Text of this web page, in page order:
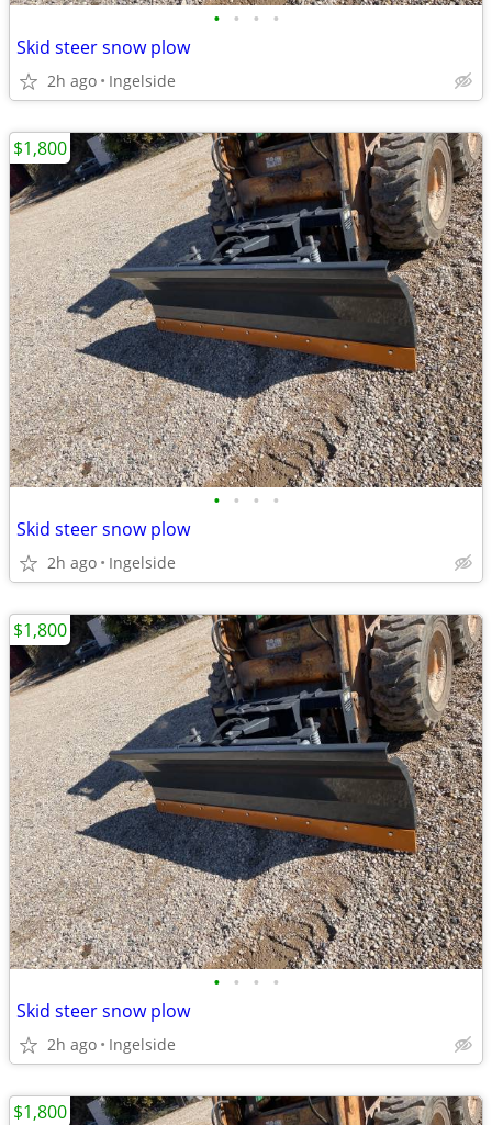
• • • •
Skid steer snow plow
2h ago Ingelside
• • • •
Skid steer snow plow
2h ago Ingelside
$1,800
• • • •
Skid steer snow plow
2h ago Ingelside
$1,800
$1,800